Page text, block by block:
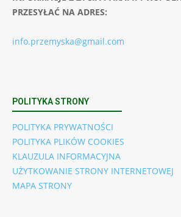
PRZESYŁAĆ NA ADRES:
info.przemyska@gmail.com
POLITYKA STRONY
POLITYKA PRYWATNOŚCI
POLITYKA PLIKÓW COOKIES
KLAUZULA INFORMACYJNA
UŻYTKOWANIE STRONY INTERNETOWEJ
MAPA STRONY